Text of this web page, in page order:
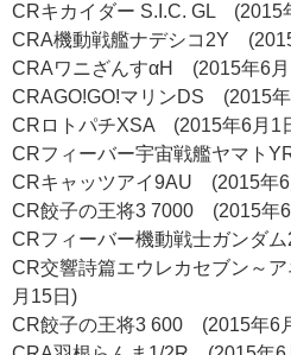
CRキカイダー S.I.C. GL (2015
CRA機動戦艦ナデシコ2Y
CRAワニざんすαH (2015年6
CRAGO!GO!マリンDS (2015
CRロトパチXSA (2015年6月1
CRフィーバー宇宙戦艦ヤマト
CRキャッツアイ9AU (2015年
CR餃子の王将3 7000 (2015年
CRフィーバー機動戦士ガンダ
CR交響詩篇エウレカセブン～
月15日)
CR餃子の王将3 600 (2015年6